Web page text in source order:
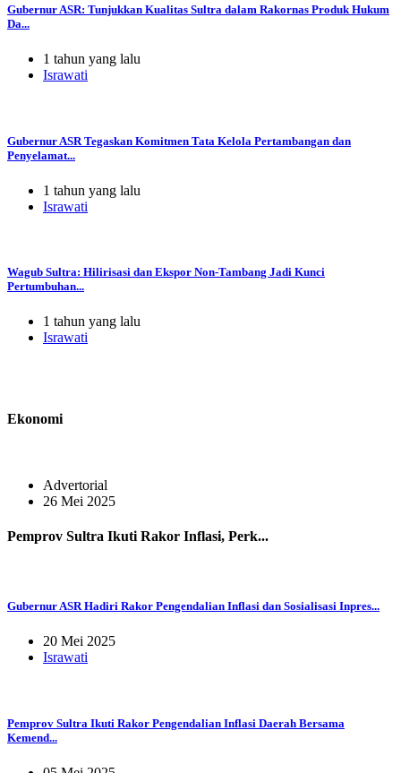
Gubernur ASR: Tunjukkan Kualitas Sultra dalam Rakornas Produk Hukum
Da...
1 tahun yang lalu
Israwati
Gubernur ASR Tegaskan Komitmen Tata Kelola Pertambangan dan
Penyelamat...
1 tahun yang lalu
Israwati
Wagub Sultra: Hilirisasi dan Ekspor Non-Tambang Jadi Kunci
Pertumbuhan...
1 tahun yang lalu
Israwati
Ekonomi
Advertorial
26 Mei 2025
Pemprov Sultra Ikuti Rakor Inflasi, Perk...
Gubernur ASR Hadiri Rakor Pengendalian Inflasi dan Sosialisasi Inpres...
20 Mei 2025
Israwati
Pemprov Sultra Ikuti Rakor Pengendalian Inflasi Daerah Bersama
Kemend...